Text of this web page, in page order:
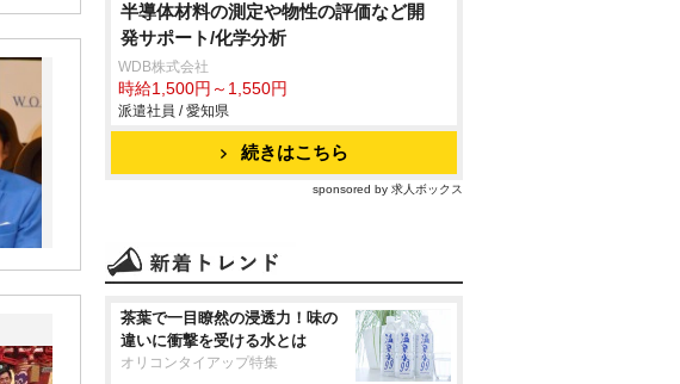
半導体材料の測定や物性の評価など開
発サポート/化学分析
WDB株式会社
時給1,500円～1,550円
派遣社員 / 愛知県
続きはこちら
sponsored by 求人ボックス
茶葉で一目瞭然の浸透力！味の
違いに衝撃を受ける水とは
オリコンタイアップ特集